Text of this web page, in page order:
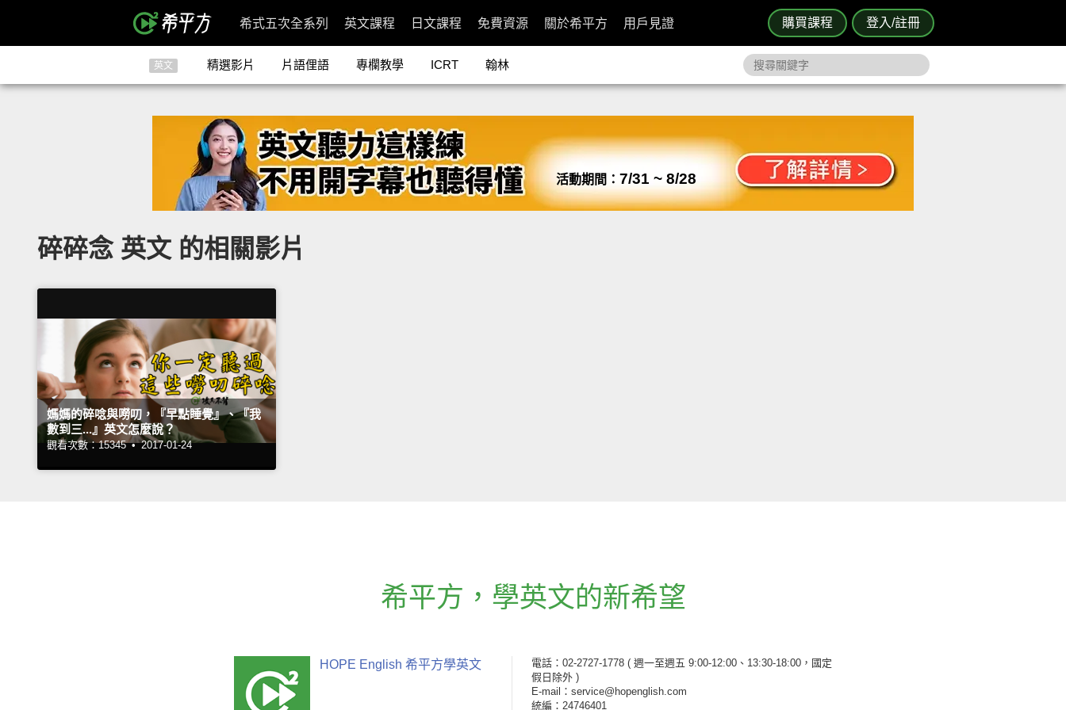
購買課程 登入/註冊
希式五次全系列 英文課程 日文課程 免費資源 關於希平方 用戶見證
英文 精選影片 片語俚語 專欄教學 ICRT 翰林
活動期間： 7/31 ~ 8/28
碎碎念 英文 的相關影片
媽媽的碎唸與嘮叨，『早點睡覺』、『我
數到三...』英文怎麼說？
觀看次數：15345 • 2017-01-24
希平方 ， 學英文的新希望
HOPE English 希平方學英文 電話：02-2727-1778 ( 週一至週五 9:00-12:00、13:30-18:00，國定
假日除外 )
E-mail：service@hopenglish.com
統編：24746401